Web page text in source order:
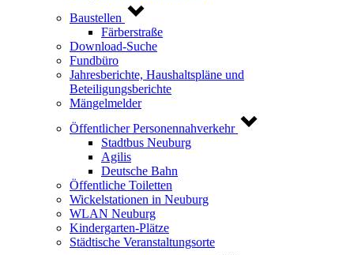
Baustellen
Färberstraße
Download-Suche
Fundbüro
Jahresberichte, Haushaltspläne und
Beteiligungsberichte
Mängelmelder
Öffentlicher Personennahverkehr
Stadtbus Neuburg
Agilis
Deutsche Bahn
Öffentliche Toiletten
Wickelstationen in Neuburg
WLAN Neuburg
Kindergarten-Plätze
Städtische Veranstaltungsorte